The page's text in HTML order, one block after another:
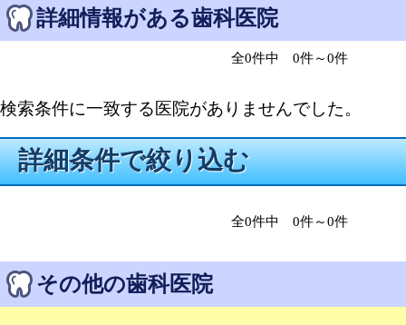
詳細情報がある歯科医院
全0件中 0件～0件
検索条件に一致する医院がありませんでした。
詳細条件で絞り込む
全0件中 0件～0件
その他の歯科医院